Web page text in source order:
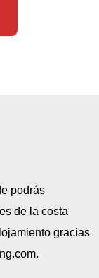
podrás
de la costa
gracias